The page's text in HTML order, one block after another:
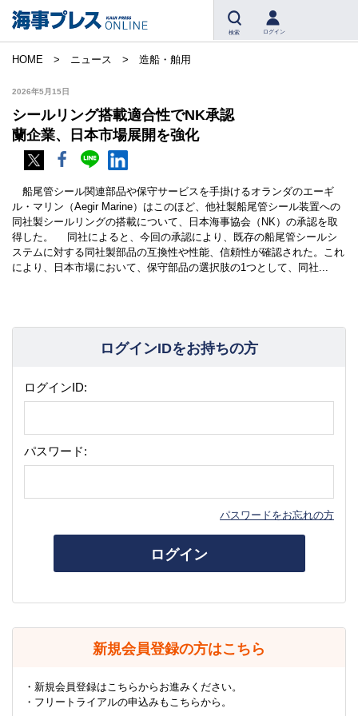
検索 ログイン
HOME ニュース 造船・舶用
2026年5月15日
シールリング搭載適合性でNK承認
蘭企業、日本市場展開を強化
船尾管シール関連部品や保守サービスを手掛けるオランダのエーギ
ル・マリン（Aegir Marine）はこのほど、他社製船尾管シール装置への
同社製シールリングの搭載について、日本海事協会（NK）の承認を取
得した。 同社によると、今回の承認により、既存の船尾管シールシ
ステムに対する同社製部品の互換性や性能、信頼性が確認された。これ
により、日本市場において、保守部品の選択肢の1つとして、同社...
ログインIDをお持ちの方
ログインID:
パスワード:
パスワードをお忘れの方
ログイン
新規会員登録の方はこちら
・新規会員登録はこちらからお進みください。
・フリートライアルの申込みもこちらから。